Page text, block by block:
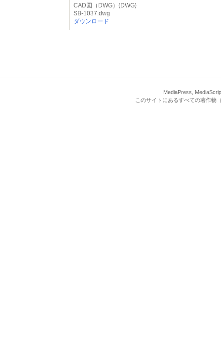
CAD図（DWG）(DWG)
SB-1037.dwg
ダウンロード
MediaPress,
このサイトにあるすべての著作物